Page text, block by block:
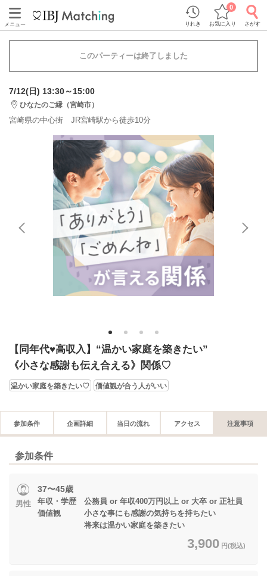
メニュー りれき お気に入り
0
さがす
このパーティーは終了しました
7/12(日) 13:30～15:00
ひなたのご縁（宮崎市）
宮崎県の中心街 JR宮崎駅から徒歩10分
1 2 3 4
【同年代♥高収入】“温かい家庭を築きたい”
《小さな感謝も伝え合える》関係♡
温かい家庭を築きたい♡ 価値観が合う人がいい
参加条件 企画詳細 当日の流れ アクセス 注意事項
参加条件
男性
37〜45歳
年収・学歴 公務員 or 年収400万円以上 or 大卒 or 正社員
価値観 小さな事にも感謝の気持ちを持ちたい
将来は温かい家庭を築きたい
3,900 円(税込)